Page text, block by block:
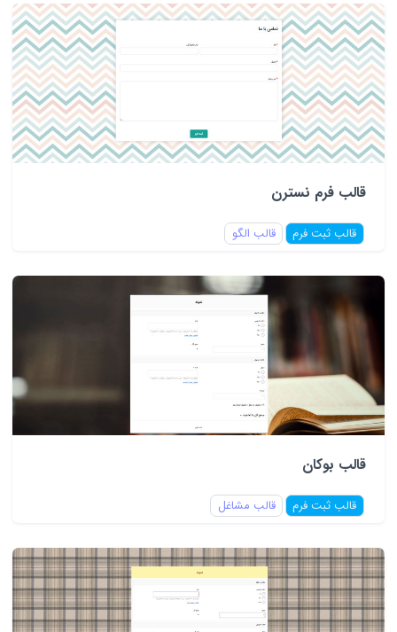
قالب فرم نسترن
قالب ثبت فرم قالب الگو
قالب بوکان
قالب ثبت فرم قالب مشاغل